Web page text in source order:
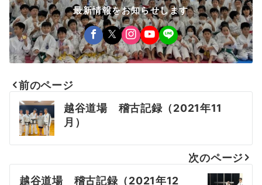
最新情報をお知らせします
投
稿
ナ
ビ
前のページ
越谷道場 稽古記録（2021年11
月）
次のページ
越谷道場 稽古記録（2021年12